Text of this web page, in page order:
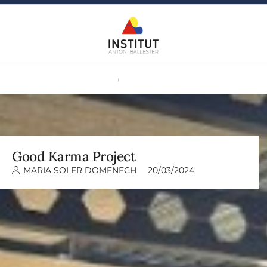
Good Karma Project
MARIA SOLER DOMENECH 20/03/2024